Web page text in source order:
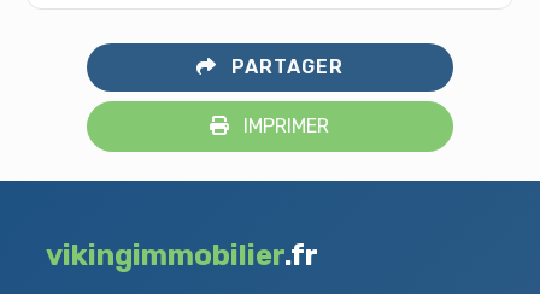
PARTAGER
IMPRIMER
vikingimmobilier.fr